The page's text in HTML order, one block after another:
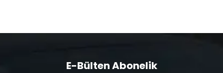
E-Bülten Abonelik